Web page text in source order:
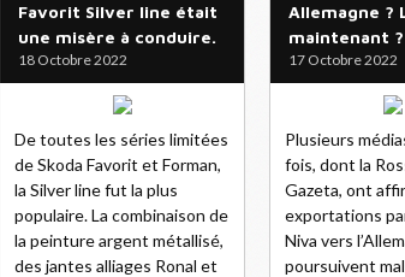
Favorit Silver line était
une misère à conduire.
18 Octobre 2022
De toutes les séries limitées
de Skoda Favorit et Forman,
la Silver line fut la plus
populaire. La combinaison de
la peinture argent métallisé,
des jantes alliages Ronal et
Allemagne ?
maintenant
17 Octobre 2022
Plusieurs
fois, dont la
Gazeta, ont
exportations
Niva vers
poursuivent